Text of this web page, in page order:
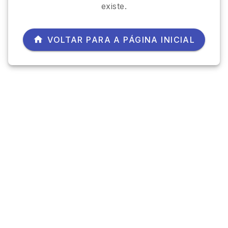
existe.
VOLTAR PARA A PÁGINA INICIAL